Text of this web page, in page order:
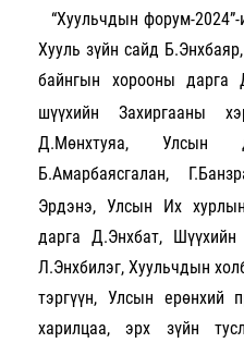
“Хуульчдын форум-
Хууль зүйн сайд
байнгын хорооны дарга
шүүхийн Захиргааны
Д.Мөнхтуяа, Улсын
Б.Амарбаясгалан,
Эрдэнэ, Улсын Их
дарга Д.Энхбат,
Л.Энхбилэг, Хуульчдын
тэргүүн, Улсын ерөнхий
харилцаа, эрх зүйн